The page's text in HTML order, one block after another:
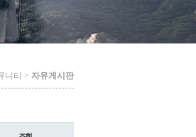
니티 > 자유게시판